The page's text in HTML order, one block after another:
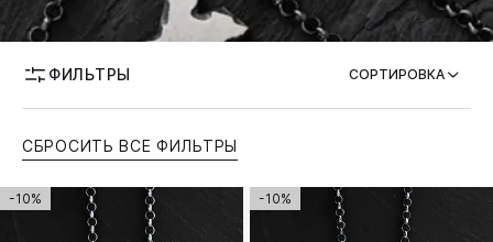
ФИЛЬТРЫ СОРТИРОВКА
СБРОСИТЬ ВСЕ ФИЛЬТРЫ
-10% -10%